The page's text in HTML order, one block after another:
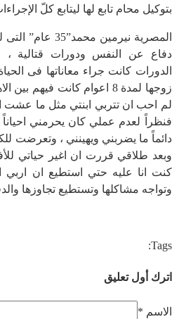
بتوكيل محام تابع لها ليتابع كلّ
المصرية نيرمين
دفاع عن النفس ودورات قتالية ،
الدورات كانت جراء معاناتها فى
زوجها لمدة 8 اعوام كانت
لم احب ان تتربي ابنتي مثل ما عشت
فنظراً لعدم عملي كان يحرمني
دائماً ما يضربني ويهينني ، وتعرضت
وبعد طلاقي قررت ان اغير حياتي
كنت انا عليه حتي استطيع ان اربي
وتواجه مشاكلها وتستطيع تجاوزها
Tags:
اترك أول تعليق
الاسم *